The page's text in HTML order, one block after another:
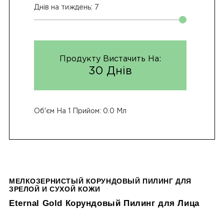
Днів на тиждень: 7
Продукту Вистачить На:
30 Днів
Об'єм На 1 Прийом: 0.0 Мл
МЕЛКОЗЕРНИСТЫЙ КОРУНДОВЫЙ ПИЛИНГ ДЛЯ
ЗРЕЛОЙ И СУХОЙ КОЖИ
Eternal Gold Корундовый Пилинг для Лица